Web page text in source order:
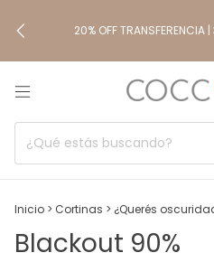
20% OFF TRANSFERENCIA
Inicio > Cortinas > ¿Querés
Blackout 90%